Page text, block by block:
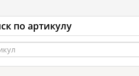
по артикулу